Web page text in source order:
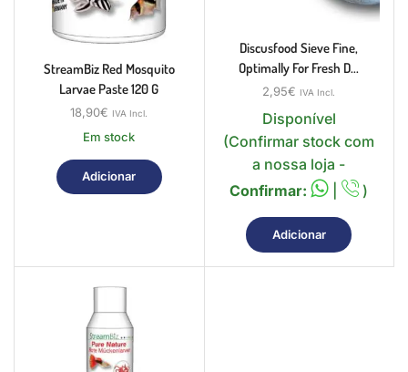
StreamBiz Red Mosquito
Larvae Paste 120 G
18,90€ IVA Incl.
Em stock
Adicionar
Discusfood Sieve Fine,
Optimally For Fresh D...
2,95€ IVA Incl.
Disponível
(Confirmar stock com
a nossa loja -
Confirmar:
| )
Adicionar